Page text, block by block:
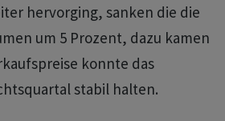
hervorging, sanken die die
um 5 Prozent, dazu kamen
konnte das
stabil halten.